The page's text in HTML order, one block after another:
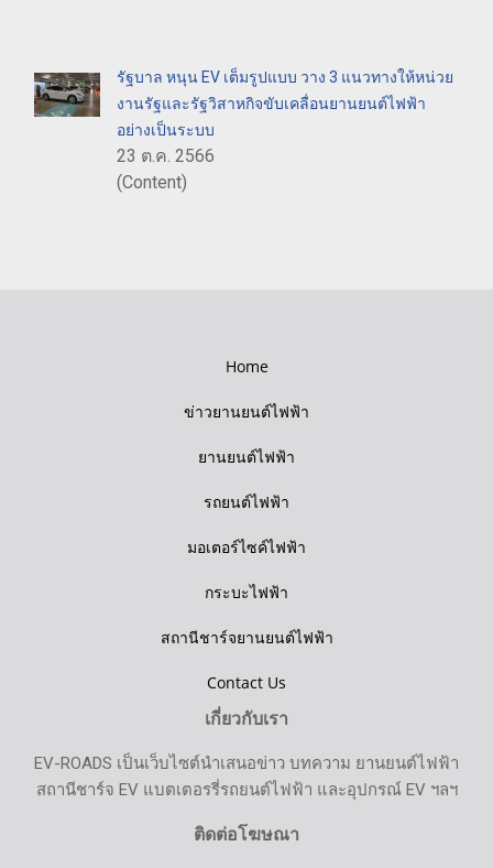
รัฐบาล หนุน EV เต็มรูปแบบ วาง 3 แนวทางให้หน่วย
งานรัฐและรัฐวิสาหกิจขับเคลื่อนยานยนต์ไฟฟ้า
อย่างเป็นระบบ
23 ต.ค. 2566
(Content)
Home
ข่าวยานยนต์ไฟฟ้า
ยานยนต์ไฟฟ้า
รถยนต์ไฟฟ้า
มอเตอร์ไซค์ไฟฟ้า
กระบะไฟฟ้า
สถานีชาร์จยานยนต์ไฟฟ้า
Contact Us
เกี่ยวกับเรา
EV-ROADS เป็นเว็บไซต์นำเสนอข่าว บทความ ยานยนต์ไฟฟ้า
สถานีชาร์จ EV แบตเตอรรี่รถยนต์ไฟฟ้า และอุปกรณ์ EV ฯลฯ
ติดต่อโฆษณา